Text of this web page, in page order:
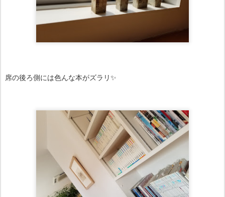
席の後ろ側には色んな本がズラリ✨